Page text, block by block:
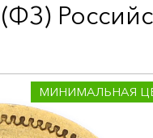
МИНИМАЛЬНАЯ